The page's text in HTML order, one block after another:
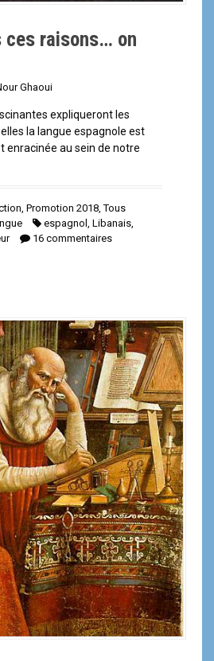
ces raisons… on
Ghaoui
expliqueront les
la langue espagnole est
enracinée au sein de notre
Promotion 2018 ,Tous
espagnol Libanais
16 commentaires